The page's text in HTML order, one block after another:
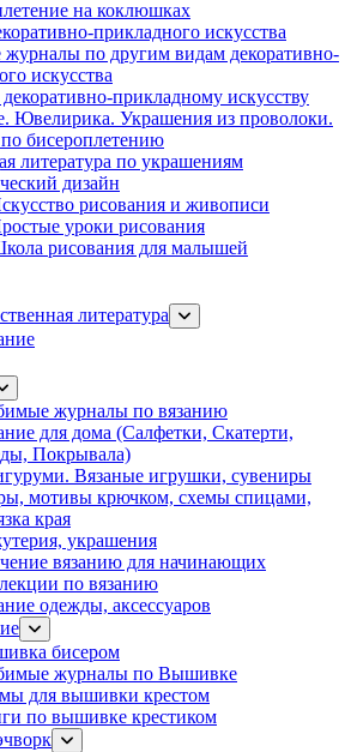
на коклюшках
прикладного искусства
по другим видам декоративно-
искусства
прикладному искусству
Ювелирика. Украшения из проволоки.
бисероплетению
литература по украшениям
дизайн
рисования и живописи
уроки рисования
рисования для малышей
литература
журналы по вязанию
для дома (Салфетки, Скатерти,
Покрывала)
Вязаные игрушки, сувениры
мотивы крючком, схемы спицами,
края
украшения
вязанию для начинающих
по вязанию
одежды, аксессуаров
бисером
журналы по Вышивке
для вышивки крестом
по вышивке крестиком